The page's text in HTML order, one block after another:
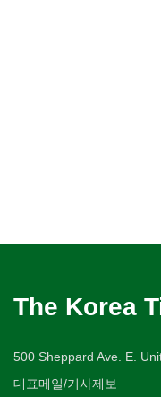
The Korea
500 Sheppard Ave. E.
대표메일/기사제보